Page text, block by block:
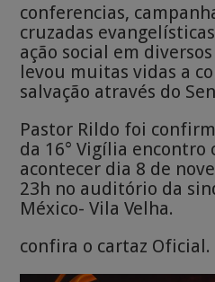
conferencias,
cruzadas
ação social em
levou muitas vidas a
salvação através do
Pastor Rildo foi
da 16° Vigília encontro
acontecer dia 8 de
23h no auditório da
México- Vila Velha.
confira o cartaz Oficial.